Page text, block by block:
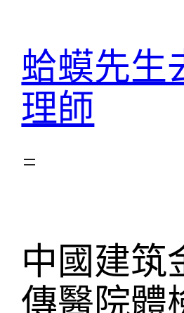
蛤蟆先生
理師
中國建筑
傳醫院體